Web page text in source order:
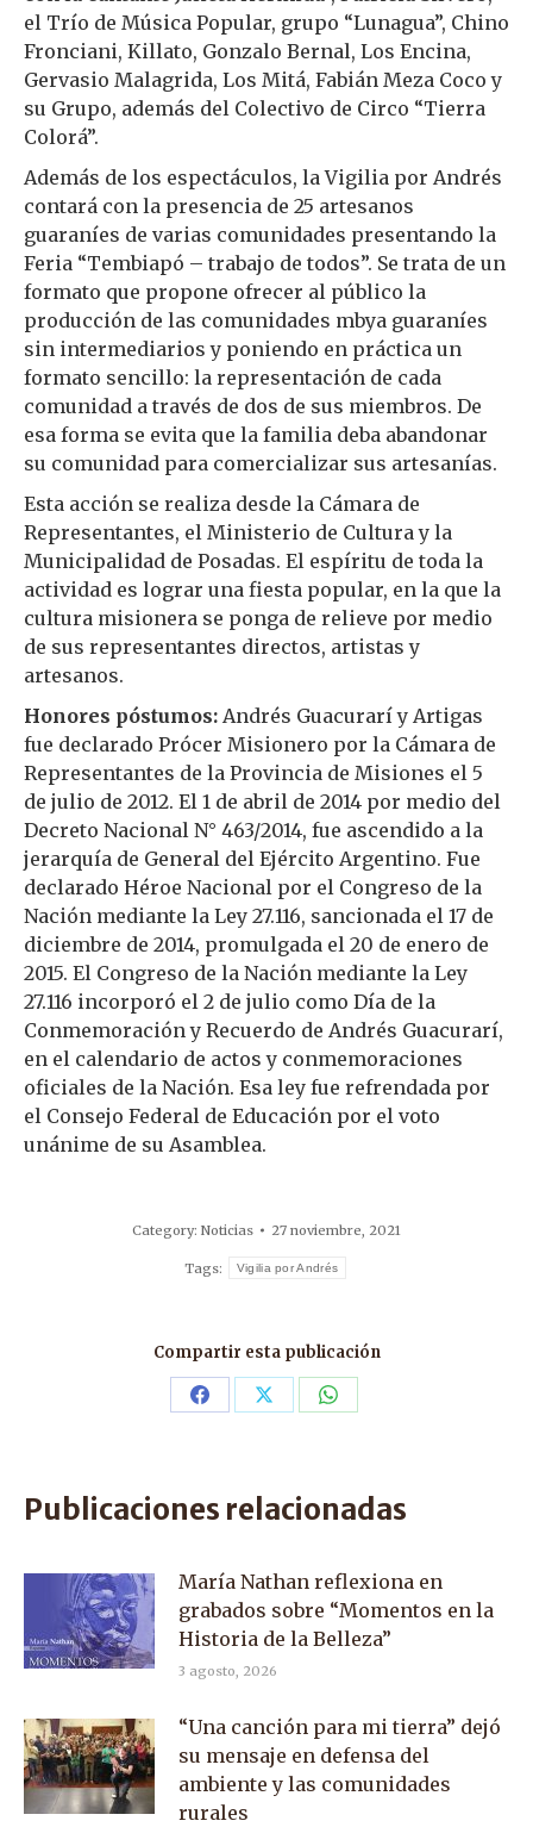
el Trío de Música Popular, grupo “Lunagua”, Chino
Fronciani, Killato, Gonzalo Bernal, Los Encina,
Gervasio Malagrida, Los Mitá, Fabián Meza Coco y
su Grupo, además del Colectivo de Circo “Tierra
Colorá”.
Además de los espectáculos, la Vigilia por Andrés
contará con la presencia de 25 artesanos
guaraníes de varias comunidades presentando la
Feria “Tembiapó – trabajo de todos”. Se trata de un
formato que propone ofrecer al público la
producción de las comunidades mbya guaraníes
sin intermediarios y poniendo en práctica un
formato sencillo: la representación de cada
comunidad a través de dos de sus miembros. De
esa forma se evita que la familia deba abandonar
su comunidad para comercializar sus artesanías.
Esta acción se realiza desde la Cámara de
Representantes, el Ministerio de Cultura y la
Municipalidad de Posadas. El espíritu de toda la
actividad es lograr una fiesta popular, en la que la
cultura misionera se ponga de relieve por medio
de sus representantes directos, artistas y
artesanos.
Honores póstumos: Andrés Guacurarí y Artigas
fue declarado Prócer Misionero por la Cámara de
Representantes de la Provincia de Misiones el 5
de julio de 2012. El 1 de abril de 2014 por medio del
Decreto Nacional N° 463/2014, fue ascendido a la
jerarquía de General del Ejército Argentino. Fue
declarado Héroe Nacional por el Congreso de la
Nación mediante la Ley 27.116, sancionada el 17 de
diciembre de 2014, promulgada el 20 de enero de
2015. El Congreso de la Nación mediante la Ley
27.116 incorporó el 2 de julio como Día de la
Conmemoración y Recuerdo de Andrés Guacurarí,
en el calendario de actos y conmemoraciones
oficiales de la Nación. Esa ley fue refrendada por
el Consejo Federal de Educación por el voto
unánime de su Asamblea.
Category: Noticias 27 noviembre, 2021
Tags: Vigilia por Andrés
Compartir esta publicación
Share Share Share
Publicaciones relacionadas
María Nathan reflexiona en
grabados sobre “Momentos en la
Historia de la Belleza”
3 agosto, 2026
“Una canción para mi tierra” dejó
su mensaje en defensa del
ambiente y las comunidades
rurales